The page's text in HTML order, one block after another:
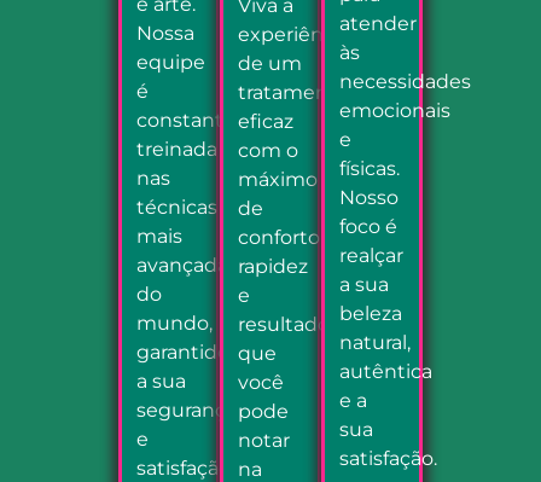
Nossa
equipe
é
constantemente
treinada
nas
técnicas
mais
avançadas
do
mundo,
garantido
a sua
segurança
e
satisfação.
Viva a
experiência
de um
tratamento
eficaz
com o
máximo
de
conforto,
rapidez
e
resultados
que
você
pode
notar
na
atender
às
necessidades
emocionais
e
físicas.
Nosso
foco é
realçar
a sua
beleza
natural,
autêntica
e a
sua
satisfação.